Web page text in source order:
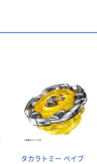
タカラトミー ベイブ